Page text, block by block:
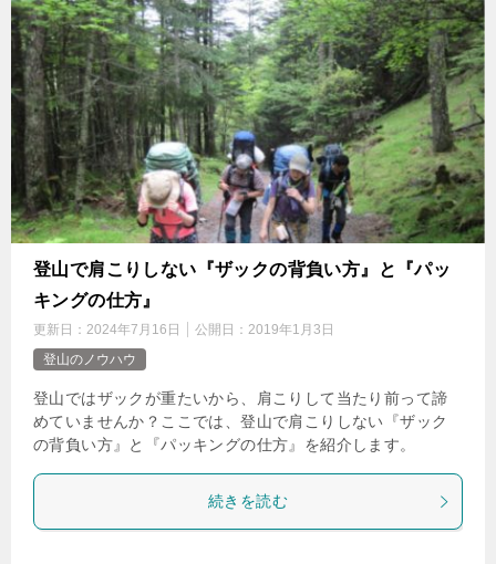
登山で肩こりしない『ザックの背負い方』と『パッ
キングの仕方』
更新日： 2024年7月16日 公開日： 2019年1月3日
登山のノウハウ
登山ではザックが重たいから、肩こりして当たり前って諦
めていませんか？ここでは、登山で肩こりしない『ザック
の背負い方』と『パッキングの仕方』を紹介します。
続きを読む